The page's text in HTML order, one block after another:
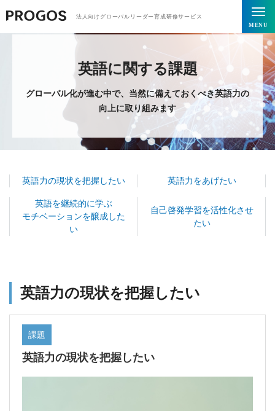
法人向けグローバルリーダー育成研修サービス
MENU
トップページ 英語に関する課題
英語に関する課題
グローバル化が進む中で、当然に備えておくべき英語力の
向上に取り組みます
英語力の現状を把握したい 英語力をあげたい
英語を継続的に学ぶ
モチベーションを醸成した
い
自己啓発学習を活性化させ
たい
英語力の現状を把握したい
課題
英語力の現状を把握したい